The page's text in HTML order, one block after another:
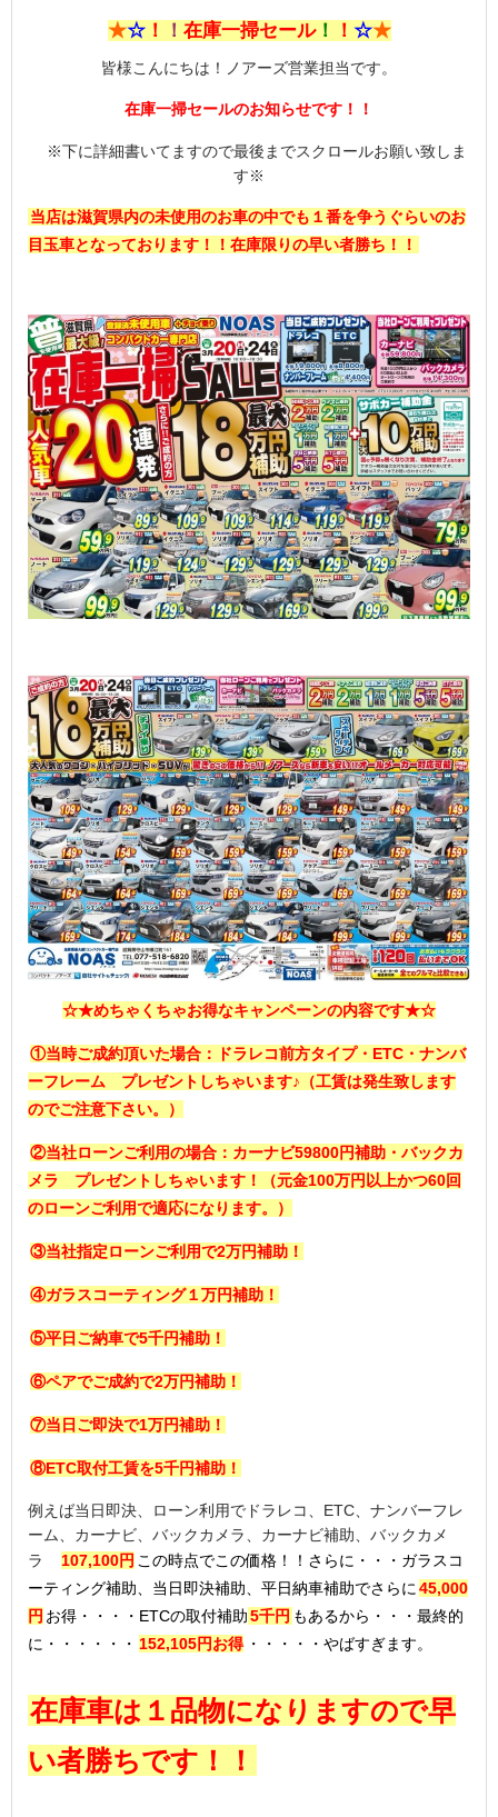
★☆！ ！ 在庫一掃セール！ ！ ☆★
皆様こんにちは！ノアーズ営業担当です。
在庫一掃セールのお知らせです！！
※下に詳細書いてますので最後までスクロールお願い致しま
す※
当店は滋賀県内の未使用のお車の中でも１番を争うぐらいのお
目玉車となっております！！在庫限りの早い者勝ち！！
☆★めちゃくちゃお得なキャンペーンの内容です★☆
①当時ご成約頂いた場合：ドラレコ前方タイプ・ETC・ナンバ
ーフレーム プレゼントしちゃいます♪（工賃は発生致します
のでご注意下さい。）
②当社ローンご利用の場合：カーナビ59800円補助・バックカ
メラ プレゼントしちゃいます！（元金100万円以上かつ60回
のローンご利用で適応になります。）
③当社指定ローンご利用で2万円補助！
④ガラスコーティング１万円補助！
⑤平日ご納車で5千円補助！
⑥ペアでご成約で2万円補助！
⑦当日ご即決で1万円補助！
⑧ETC取付工賃を5千円補助！
例えば当日即決、ローン利用でドラレコ、ETC、ナンバーフレ
ーム、カーナビ、バックカメラ、カーナビ補助、バックカメ
ラ
107,100円 この時点でこの価格！！さらに・・・ガラスコ
ーティング補助、当日即決補助、平日納車補助でさらに 45,000
円 お得・・・・ ETCの取付補助5千円 もあるから・・・最終的
に・・・・・・ 152,105円お得 ・・・・・やばすぎます。
在庫車は１品物になりますので早
い者勝ちです！！